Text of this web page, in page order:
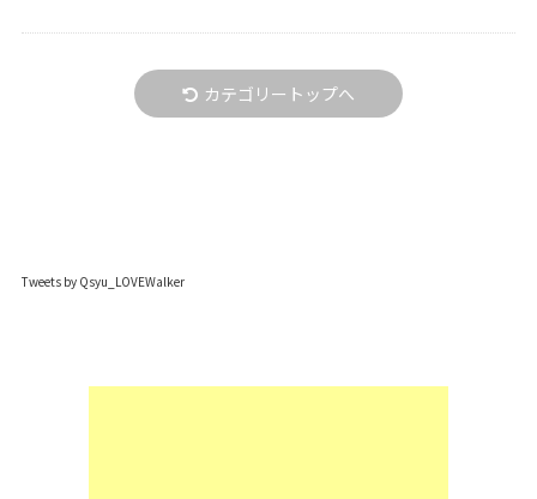
カテゴリートップへ
Tweets by Qsyu_LOVEWalker